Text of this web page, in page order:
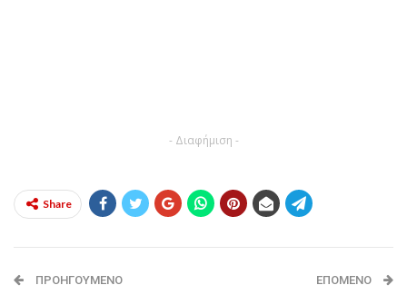
- Διαφήμιση -
Share
ΠΡΟΗΓΟΎΜΕΝΟ ΕΠΌΜΕΝΟ